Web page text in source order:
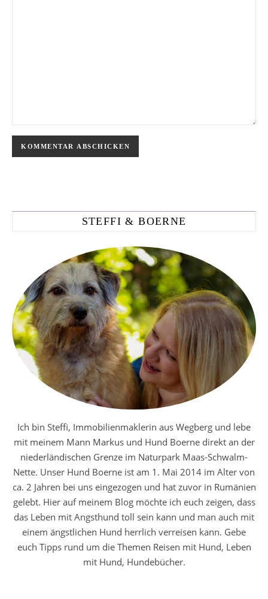
STEFFI & BOERNE
Ich bin Steffi, Immobilienmaklerin aus Wegberg und lebe
mit meinem Mann Markus und Hund Boerne direkt an der
niederländischen Grenze im Naturpark Maas-Schwalm-
Nette. Unser Hund Boerne ist am 1. Mai 2014 im Alter von
ca. 2 Jahren bei uns eingezogen und hat zuvor in Rumänien
gelebt. Hier auf meinem Blog möchte ich euch zeigen, dass
das Leben mit Angsthund toll sein kann und man auch mit
einem ängstlichen Hund herrlich verreisen kann. Gebe
euch Tipps rund um die Themen Reisen mit Hund, Leben
mit Hund, Hundebücher.